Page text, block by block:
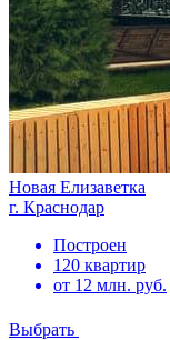
Новая Елизаветка
г. Краснодар
Построен
120 квартир
от 12 млн. руб.
Выбрать